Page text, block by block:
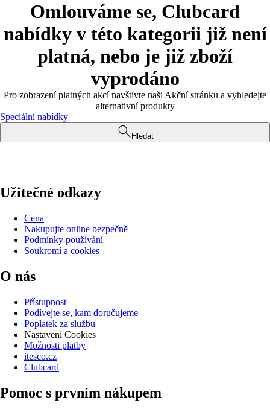
Omlouváme se, Clubcard
nabídky v této kategorii již není
platná, nebo je již zboží
vyprodáno
Pro zobrazení platných akcí navštivte naši Akční stránku a vyhledejte
alternativní produkty
Speciální nabídky
Hledat
Užitečné odkazy
Cena
Nakupujte online bezpečně
Podmínky používání
Soukromí a cookies
O nás
Přístupnost
Podívejte se, kam doručujeme
Poplatek za službu
Nastavení Cookies
Možnosti platby
itesco.cz
Clubcard
Pomoc s prvním nákupem